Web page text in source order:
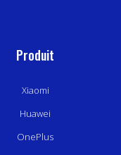
Produit
Xiaomi
Huawei
OnePlus